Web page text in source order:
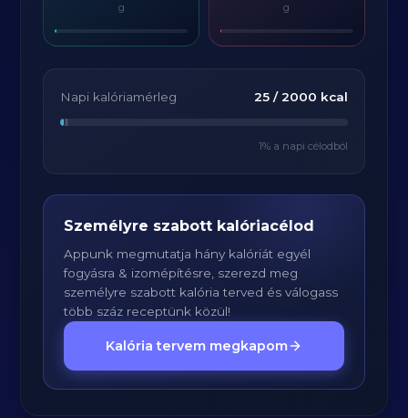
g g
Napi kalóriamérleg 25/ 2000 kcal
1% a napi célodból
Személyre szabott kalóriacélod
Appunk megmutatja hány kalóriát egyél
fogyásra & izomépítésre, szerezd meg
személyre szabott kalória terved és válogass
több száz receptünk közül!
Kalória tervem megkapom